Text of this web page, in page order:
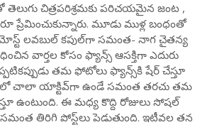
చిత్రపరిశ్రమకు పరిచయమైన జంట ,
ప్రేమించుకున్నారు. మూడు ముళ్ల బంధంతో
లవబుల్ కపుల్‌గా సమంత- నాగ చైతన్య
వార్తల కోసం ఫ్యాన్స్ ఆసక్తిగా ఎదురు
తమ ఫోటోలు ఫ్యాన్స్‌కి షేర్ చేస్తూ
చాలా యాక్టివ్‌గా ఉండే సమంత తరచు తమ
ఉంటుంది. ఈ మధ్య కొద్ది రోజులు సోషల్
తిరిగి పోస్ట్‌లు పెడుతుంది. ఇటీవల తన